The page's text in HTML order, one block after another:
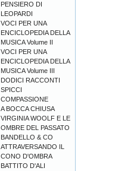
PENSIERO DI
LEOPARDI
VOCI PER UNA
ENCICLOPEDIA DELLA
MUSICA Volume II
VOCI PER UNA
ENCICLOPEDIA DELLA
MUSICA Volume III
DODICI RACCONTI
SPICCI
COMPASSIONE
A BOCCA CHIUSA
VIRGINIA WOOLF E LE
OMBRE DEL PASSATO
BANDELLO & CO
ATTRAVERSANDO IL
CONO D'OMBRA
BATTITO D'ALI